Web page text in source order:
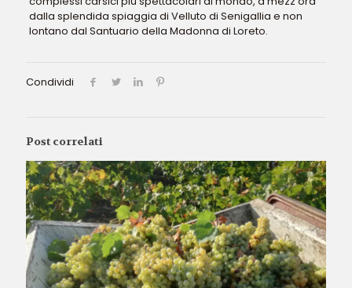
dalla splendida spiaggia di Velluto di Senigallia e non
lontano dal Santuario della Madonna di Loreto.
Condividi
Post correlati